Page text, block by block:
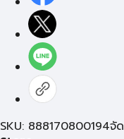
SKU: 888170800194จั